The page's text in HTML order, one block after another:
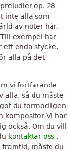
op. 28
inte alla som
av noter här,
exempel har
ett enda stycke,
alla på det
vi fortfarande
alla, så du måste
du förmodligen
kompositör Vi har
också. Om du vill
kontaktar oss .
framtid, måste du